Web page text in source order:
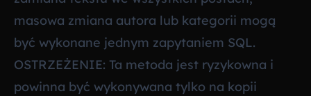
masowa zmiana autora lub kategorii mogą
być wykonane jednym zapytaniem SQL.
OSTRZEŻENIE: Ta metoda jest ryzykowna i
powinna być wykonywana tylko na kopii